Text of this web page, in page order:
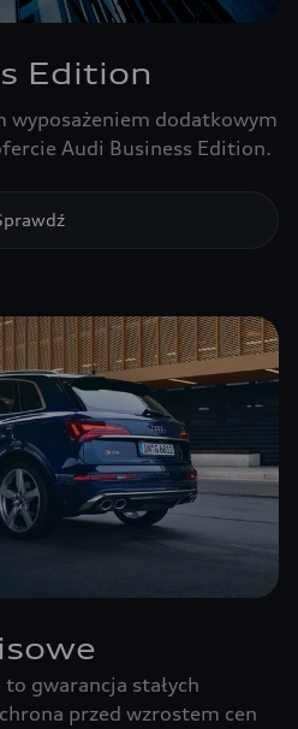
Edition
wyposażeniem dodatkowym
Audi Business Edition.
gwarancja stałych
przed wzrostem cen